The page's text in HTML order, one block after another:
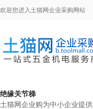
欢迎您进入土猫网企业采购网站
绝缘关节梯
土猫网企业购为中小企业提